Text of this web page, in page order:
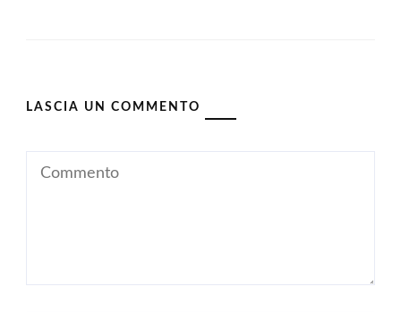
LASCIA UN COMMENTO